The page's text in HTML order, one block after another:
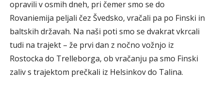
opravili v osmih dneh, pri čemer smo se do
Rovaniemija peljali čez Švedsko, vračali pa po Finski in
baltskih državah. Na naši poti smo se dvakrat vkrcali
tudi na trajekt – že prvi dan z nočno vožnjo iz
Rostocka do Trelleborga, ob vračanju pa smo Finski
zaliv s trajektom prečkali iz Helsinkov do Talina.